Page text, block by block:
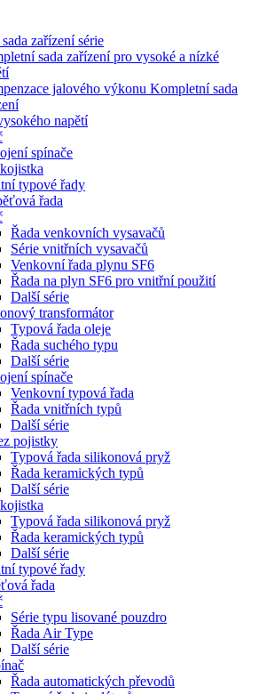
zařízení série
sada zařízení pro vysoké a nízké
jalového výkonu Kompletní sada
napětí
spínače
typové řady
řada
Řada venkovních vysavačů
Série vnitřních vysavačů
Venkovní řada plynu SF6
Řada na plyn SF6 pro vnitřní použití
Další série
transformátor
Typová řada oleje
Řada suchého typu
Další série
spínače
Venkovní typová řada
Řada vnitřních typů
Další série
pojistky
Typová řada silikonová pryž
Řada keramických typů
Další série
Typová řada silikonová pryž
Řada keramických typů
Další série
typové řady
řada
Série typu lisované pouzdro
Řada Air Type
Další série
Řada automatických převodů